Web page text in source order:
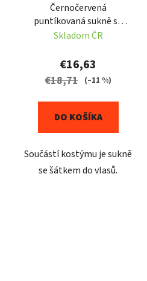
Černočervená
puntíkovaná sukně se
šátkem do vlasů 50-tá
Skladom ČR
€16,63
€18,71 (–11 %)
DO KOŠÍKA
Součástí kostýmu je sukně
se šátkem do vlasů.